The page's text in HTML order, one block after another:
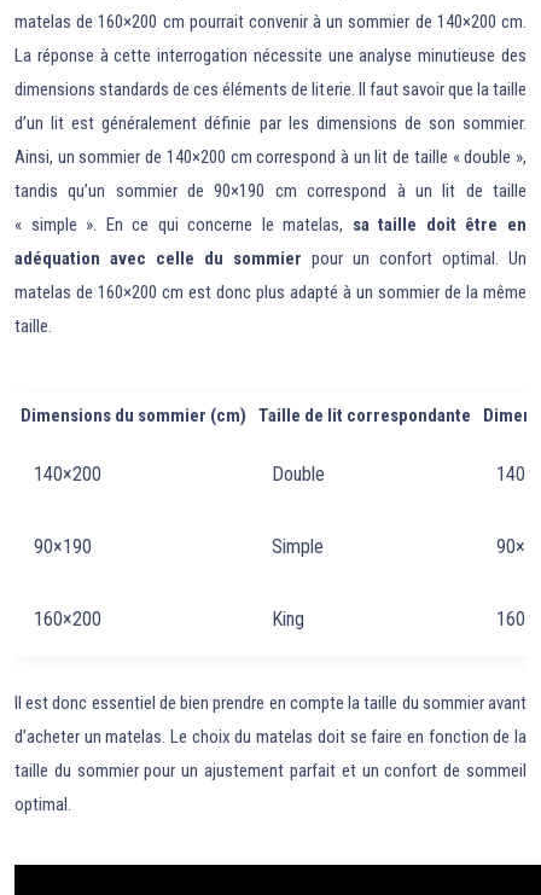
matelas de 160×200 cm pourrait convenir à un sommier de 140×200 cm.
La réponse à cette interrogation nécessite une analyse minutieuse des
dimensions standards de ces éléments de literie. Il faut savoir que la taille
d’un lit est généralement définie par les dimensions de son sommier.
Ainsi, un sommier de 140×200 cm correspond à un lit de taille « double »,
tandis qu’un sommier de 90×190 cm correspond à un lit de taille
« simple ». En ce qui concerne le matelas, sa taille doit être en
adéquation avec celle du sommier pour un confort optimal. Un
matelas de 160×200 cm est donc plus adapté à un sommier de la même
taille.
Dimensions du sommier (cm) Taille de lit correspondante
140×200 Double
90×190 Simple
160×200 King
Il est donc essentiel de bien prendre en compte la taille du sommier avant
d’acheter un matelas. Le choix du matelas doit se faire en fonction de la
taille du sommier pour un ajustement parfait et un confort de sommeil
optimal.